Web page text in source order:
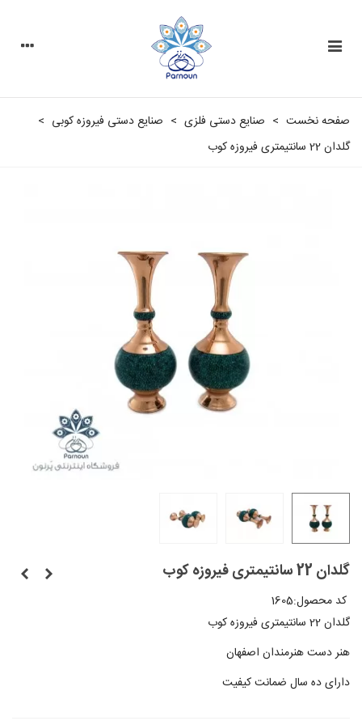
صفحه نخست > صنایع دستی فلزی > صنایع دستی فیروزه کوبی >
گلدان 22 سانتیمتری فیروزه کوب
گلدان 22 سانتیمتری فیروزه کوب
کد محصول:1605
گلدان 22 سانتیمتری فیروزه کوب
هنر دست هنرمندان اصفهان
دارای ده سال ضمانت کیفیت